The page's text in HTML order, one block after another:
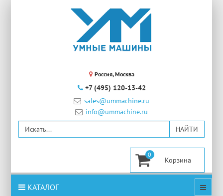
Россия, Москва
+7 (495) 120-13-42
sales@ummachine.ru
info@ummachine.ru
0
КАТАЛОГ